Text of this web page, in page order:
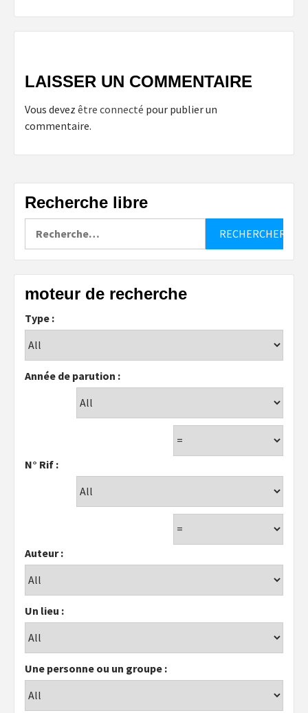
LAISSER UN COMMENTAIRE
Vous devez être connecté pour publier un
commentaire.
Recherche libre
moteur de recherche
Type :
Année de parution :
N° Rif :
Auteur :
Un lieu :
Une personne ou un groupe :